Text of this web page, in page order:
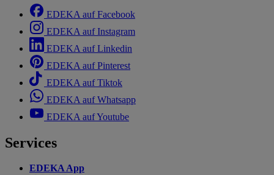
EDEKA auf Facebook
EDEKA auf Instagram
EDEKA auf Linkedin
EDEKA auf Pinterest
EDEKA auf Tiktok
EDEKA auf Whatsapp
EDEKA auf Youtube
Services
EDEKA App